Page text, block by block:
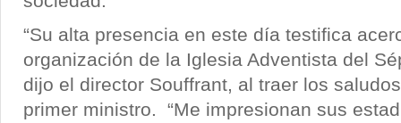
“Su alta presencia en este día testifica
organización de la Iglesia Adventista del
dijo el director Souffrant, al traer los
primer ministro. “Me impresionan sus